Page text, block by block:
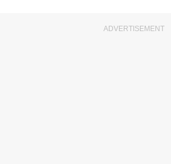
ADVERTISEMENT